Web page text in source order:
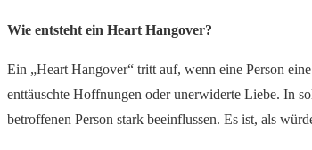
Wie entsteht ein Heart Hangover?
Ein „Heart Hangover“ tritt auf, wenn eine Person
enttäuschte Hoffnungen oder unerwiderte Liebe. In
betroffenen Person stark beeinflussen. Es ist, als